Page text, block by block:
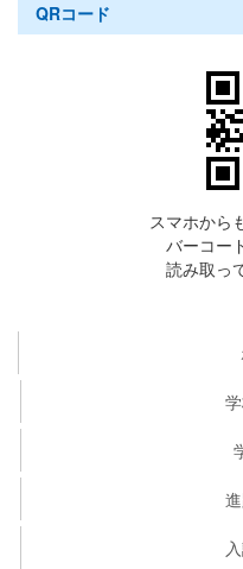
QRコード
スマホから
バーコー
読み取っ